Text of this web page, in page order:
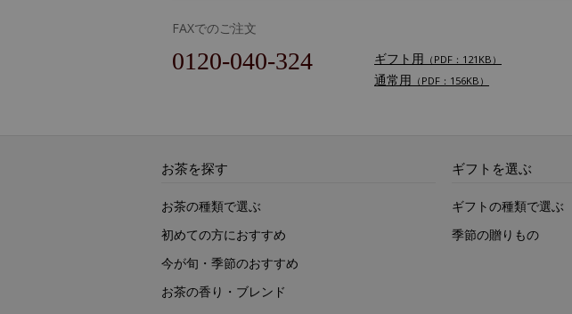
FAXでのご注文
0120-040-324 ギフト用 （PDF：121KB）
通常用 （PDF：156KB）
お茶を探す
お茶の種類で選ぶ
初めての方におすすめ
今が旬・季節のおすすめ
お茶の香り・ブレンド
ギフトを選ぶ
ギフトの種類で選ぶ
季節の贈りもの